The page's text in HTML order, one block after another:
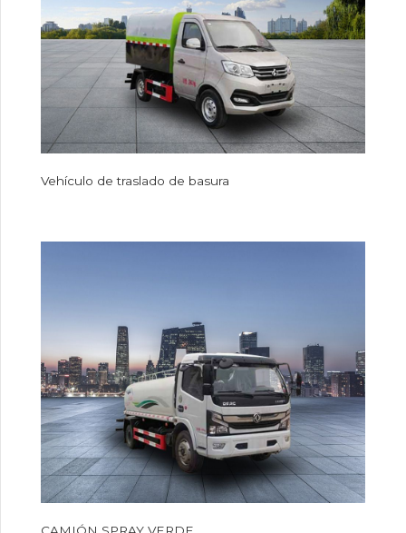
Vehículo de traslado de basura